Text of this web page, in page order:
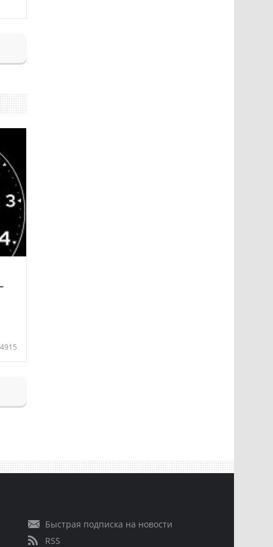
4915
Быстрая подписка на новости
RSS